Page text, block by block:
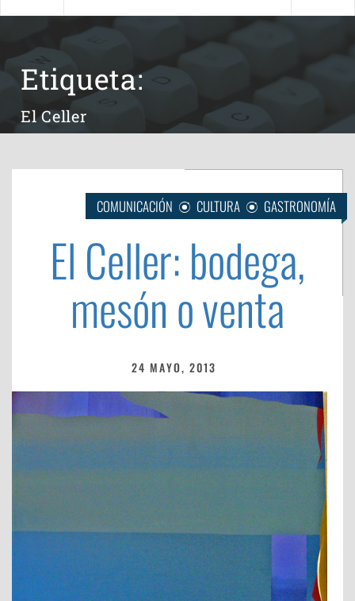
Etiqueta:
El Celler
COMUNICACIÓN CULTURA GASTRONOMÍA
El Celler: bodega,
mesón o venta
24 MAYO, 2013